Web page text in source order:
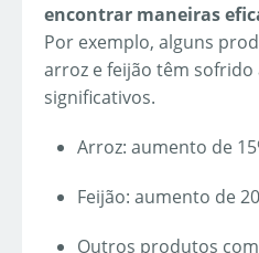
encontrar maneiras
Por exemplo, alguns
arroz e feijão têm sofrido
significativos.
Arroz: aumento de
Feijão: aumento de
Outros produtos